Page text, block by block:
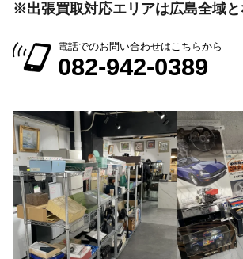
※出張買取対応エリアは広島全域
電話でのお問い合わせはこちらから
082-942-0389